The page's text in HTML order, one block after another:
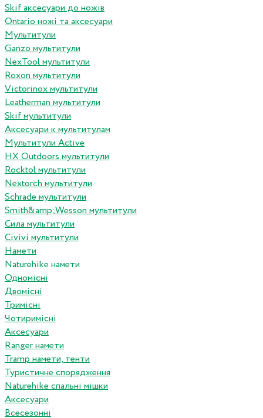
Skif аксесуари до ножів
Ontario ножі та аксесуари
Мультитули
Ganzo мультитули
NexTool мультитули
Roxon мультитули
Victorinox мультитули
Leatherman мультитули
Skif мультитули
Аксесуари к мультитулам
Мультитули Active
HX Outdoors мультитули
Rocktol мультитули
Nextorch мультитули
Schrade мультитули
Smith&amp;Wesson мультитули
Сила мультитули
Civivi мультитули
Намети
Naturehike намети
Одномісні
Двомісні
Тримісні
Чотиримісні
Аксесуари
Ranger намети
Tramp намети, тенти
Туристичне спорядження
Naturehike спальні мішки
Аксесуари
Всесезонні